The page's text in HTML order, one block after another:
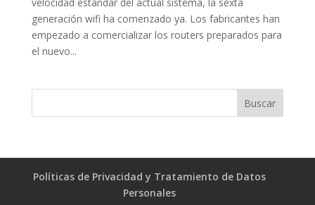
generación wifi ha comenzado ya. Los fabricantes han
empezado a comercializar los routers preparados para
el nuevo...
Políticas de Privacidad y Tratamiento de Datos
Personales